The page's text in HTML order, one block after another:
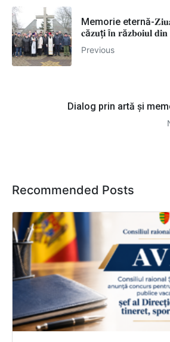
Memorie eternă-
𝐜ă𝐳𝐮ț𝐢 î𝐧 𝐫ă𝐳𝐛𝐨𝐢𝐮𝐥
Previous
Dialog prin artă și
Recommended Posts